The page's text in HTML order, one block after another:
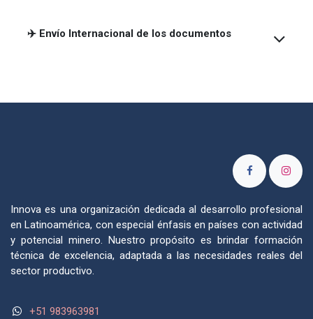
✈️ Envío Internacional de los documentos
Innova es una organización dedicada al desarrollo profesional
en Latinoamérica, con especial énfasis en países con actividad
y potencial minero. Nuestro propósito es brindar formación
técnica de excelencia, adaptada a las necesidades reales del
sector productivo.
+51 983963981